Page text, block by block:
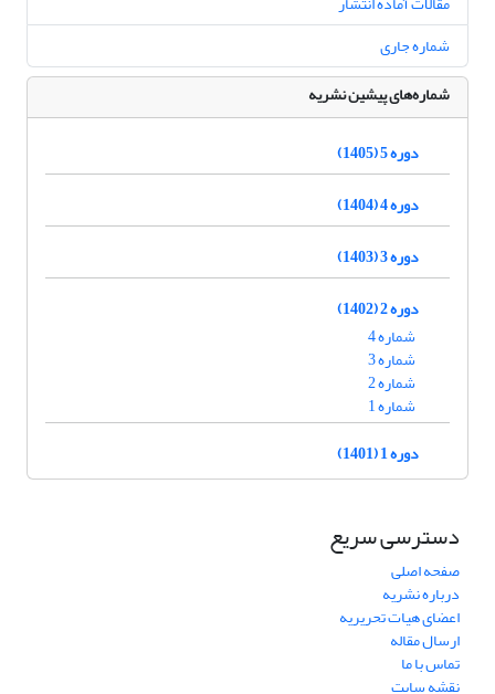
شماره جاری
شماره‌های پیشین نشریه
دوره 5 (1405)
دوره 4 (1404)
دوره 3 (1403)
دوره 2 (1402)
شماره 4
شماره 3
شماره 2
شماره 1
دوره 1 (1401)
دسترسی سریع
صفحه اصلی
درباره نشریه
اعضای هیات تحریریه
ارسال مقاله
تماس با ما
نقشه سایت